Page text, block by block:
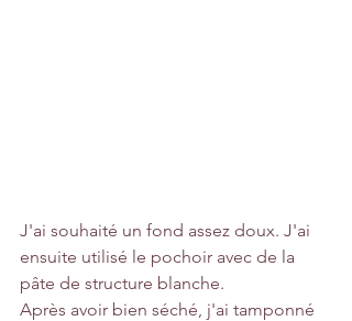
J'ai souhaité un fond assez doux. J'ai
ensuite utilisé le pochoir avec de la
pâte de structure blanche.
Après avoir bien séché, j'ai tamponné